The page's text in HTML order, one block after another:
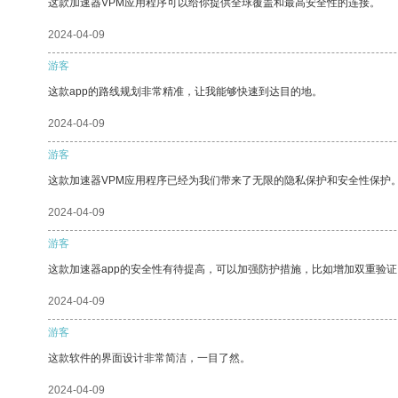
这款加速器VPM应用程序可以给你提供全球覆盖和最高安全性的连接。
2024-04-09
游客
这款app的路线规划非常精准，让我能够快速到达目的地。
2024-04-09
游客
这款加速器VPM应用程序已经为我们带来了无限的隐私保护和安全性保护
2024-04-09
游客
这款加速器app的安全性有待提高，可以加强防护措施，比如增加双重验
2024-04-09
游客
这款软件的界面设计非常简洁，一目了然。
2024-04-09